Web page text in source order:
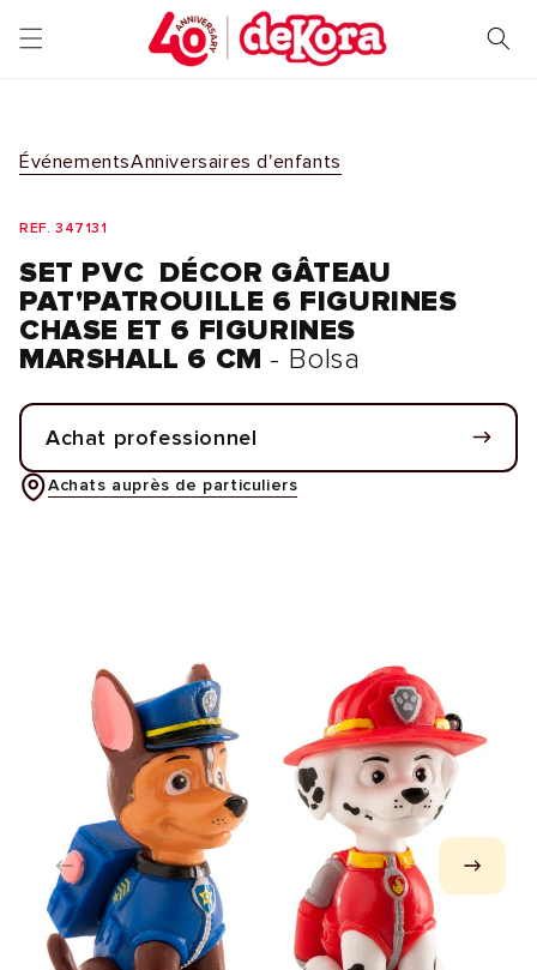
passer
au
ÉvénementsAnniversaires d'enfants
REF. 347131
SET PVC DÉCOR GÂTEAU
PAT'PATROUILLE 6 FIGURINES
CHASE ET 6 FIGURINES
MARSHALL 6 CM - Bolsa
Achat professionnel
Achats auprès de particuliers